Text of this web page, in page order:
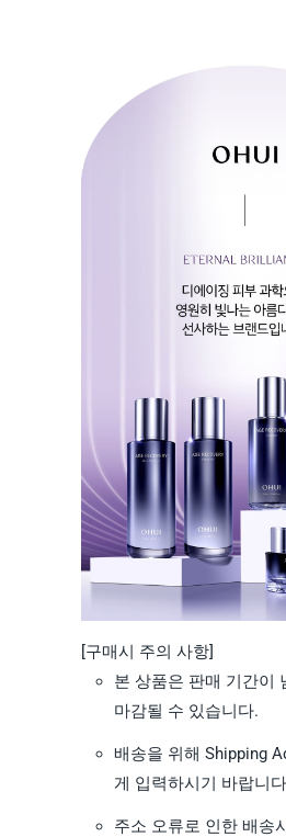
[구매시 주의 사항]
본 상품은 판매 기간이
마감될 수 있습니다.
배송을 위해 Shipping
게 입력하시기 바랍니
주소 오류로 인한 배송